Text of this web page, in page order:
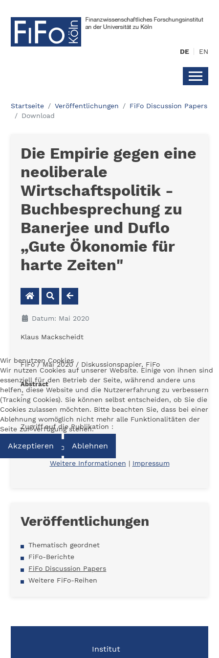
DE EN
Startseite Veröffentlichungen
FiFo Discussion Papers
Download
Die Empirie gegen eine
neoliberale
Wirtschaftspolitik -
Buchbesprechung zu
Banerjee und Duflo
„Gute Ökonomie für
harte Zeiten"
Datum: Mai 2020
Klaus Mackscheidt
FiFo / Mai 2020 / Diskussionspapier, FiFo
Abstract
-
Zugriff auf die Publikation :
Download
Veröffentlichungen
Thematisch geordnet
FiFo-Berichte
FiFo Discussion Papers
Weitere FiFo-Reihen
Institut
Wir benutzen Cookies
Wir nutzen Cookies auf unserer Website. Einige von ihnen sind
essenziell für den Betrieb der Seite, während andere uns
helfen, diese Website und die Nutzererfahrung zu verbessern
(Tracking Cookies). Sie können selbst entscheiden, ob Sie die
Cookies zulassen möchten. Bitte beachten Sie, dass bei einer
Ablehnung womöglich nicht mehr alle Funktionalitäten der
Seite zur Verfügung stehen.
Akzeptieren Ablehnen
Weitere Informationen | Impressum